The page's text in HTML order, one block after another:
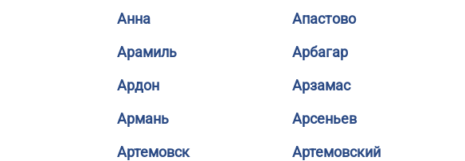
Анна
Апастово
Арамиль
Арбагар
Ардон
Арзамас
Армань
Арсеньев
Артемовск
Артемовский